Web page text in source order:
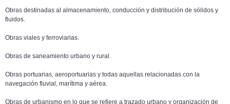
Obras destinadas al almacenamiento, conducción y distribución de sólidos y
fluidos.
Obras viales y ferroviarias.
Obras de saneamiento urbano y rural.
Obras portuarias, aeroportuarias y todas aquellas relacionadas con la
navegación fluvial, marítima y aérea.
Obras de urbanismo en lo que se refiere a trazado urbano y organización de